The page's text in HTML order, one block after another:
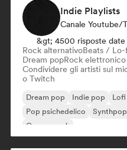
Indie Playlists
Canale Youtube/
&gt; 4500 risposte date
Rock alternativoBeats / Lo-
Dream popRock elettronico
Condividere gli artisti sul
o Twitch
Dream pop Indie pop
Pop psichedelico
Synthpop
Garage rock